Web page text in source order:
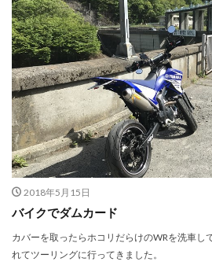
2018年5月15日
バイクでダムカード
カバーを取ったらホコリだらけのWRを洗車し
れてツーリングに行ってきました。